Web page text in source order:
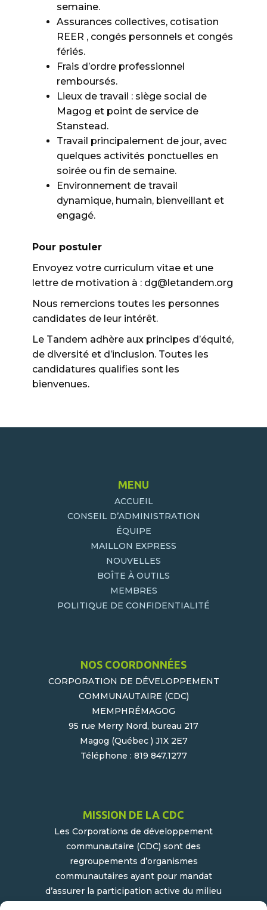
semaine.
Assurances collectives, cotisation
REER , congés personnels et congés
fériés.
Frais d’ordre professionnel
remboursés.
Lieux de travail : siège social de
Magog et point de service de
Stanstead.
Travail principalement de jour, avec
quelques activités ponctuelles en
soirée ou fin de semaine.
Environnement de travail
dynamique, humain, bienveillant et
engagé.
Pour postuler
Envoyez votre curriculum vitae et une
lettre de motivation à : dg@letandem.org
Nous remercions toutes les personnes
candidates de leur intérêt.
Le Tandem adhère aux principes d’équité,
de diversité et d’inclusion. Toutes les
candidatures qualifies sont les
bienvenues.
MENU
ACCUEIL
CONSEIL D’ADMINISTRATION
ÉQUIPE
MAILLON EXPRESS
NOUVELLES
BOÎTE À OUTILS
MEMBRES
POLITIQUE DE CONFIDENTIALITÉ
NOS COORDONNÉES
CORPORATION DE DÉVELOPPEMENT
COMMUNAUTAIRE (CDC)
MEMPHRÉMAGOG
95 rue Merry Nord, bureau 217
Magog (Québec ) J1X 2E7
Téléphone : 819 847.1277
MISSION DE LA CDC
Les Corporations de développement
communautaire (CDC) sont des
regroupements d’organismes
communautaires ayant pour mandat
d’assurer la participation active du milieu